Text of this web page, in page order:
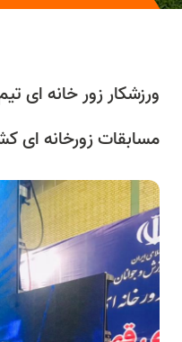
ورزشکار زور خانه ای
مسابقات زورخانه ای